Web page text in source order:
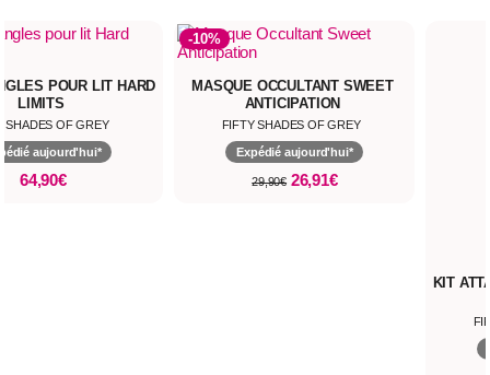
POUR LIT HARD
LIMITS
SHADES OF GREY
aujourd'hui*
64,90€
-10%
MASQUE OCCULTANT SWEET
ANTICIPATION
FIFTY SHADES OF GREY
Expédié aujourd'hui*
29,90€ 26,91€
KIT